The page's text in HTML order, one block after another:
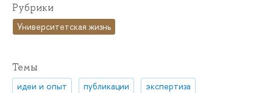
Рубрики
Университетская жизнь
Темы
идеи и опыт публикации
экспертиза